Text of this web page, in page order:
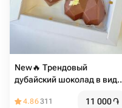
New🔥 Трендовый
дубайский шоколад в виде
4.86311 11 000֏